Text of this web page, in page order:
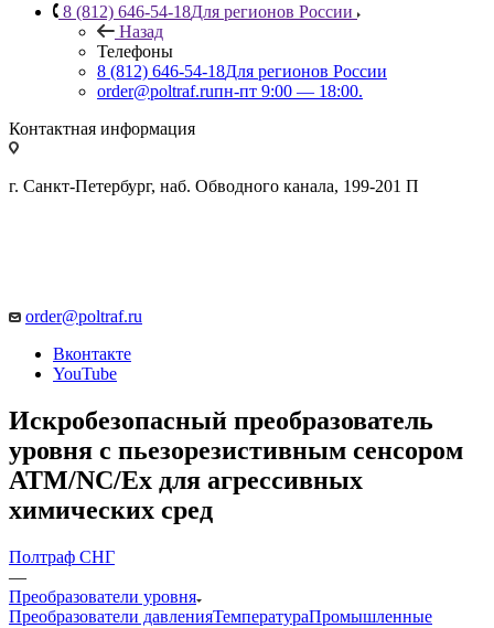
8 (812) 646-54-18Для регионов России
Назад
Телефоны
8 (812) 646-54-18Для регионов России
order@poltraf.ruпн-пт 9:00 — 18:00.
Контактная информация
г. Санкт-Петербург, наб. Обводного канала, 199-201 П
order@poltraf.ru
Вконтакте
YouTube
Искробезопасный преобразователь
уровня с пьезорезистивным сенсором
ATM/NC/Ex для агрессивных
химических сред
Полтраф СНГ
—
Преобразователи уровня
Преобразователи давленияТемператураПромышленные